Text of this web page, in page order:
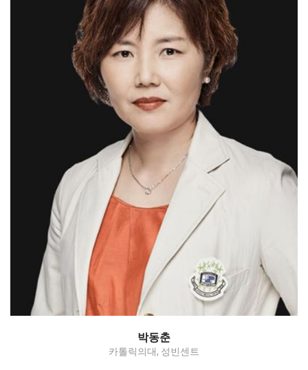
Adnexectomy / Myomectomy / hysterectomy-
benign
박동춘
카톨릭의대, 성빈센트